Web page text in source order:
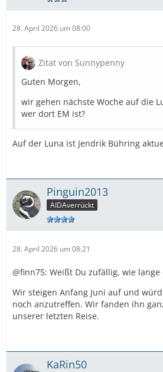
28. April 2026 um 08:00
Zitat von Sunnypenny
Guten Morgen,
wir gehen nächste Woche auf die
wer dort EM ist?
Auf der Luna ist Jendrik Bühring
Pinguin2013
AIDAverrückt
28. April 2026 um 08:21
@finn75: Weißt Du zufällig, wie
Wir steigen Anfang Juni auf und
noch anzutreffen. Wir fanden ihn
unserer letzten Reise.
KaRin50